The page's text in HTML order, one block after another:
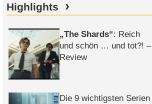
Highlights
The Shards : Reich
und schön … und tot?! –
Review
Die 9 wichtigsten Serien